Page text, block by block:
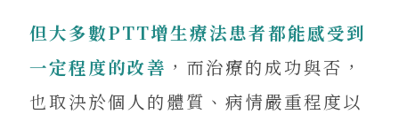
但大多數PTT增生療法患者都能感受到
一定程度的改善 ，而治療的成功與否，
也取決於個人的體質、病情嚴重程度以